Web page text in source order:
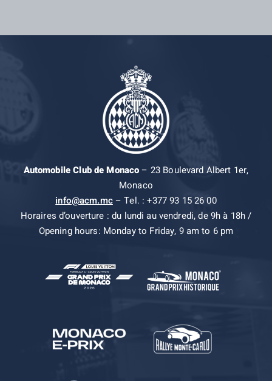
Automobile Club de Monaco– 23 Boulevard Albert 1er,
Monaco
info@acm.mc– Tel. : +377 93 15 26 00
Horaires d’ouverture : du lundi au vendredi, de 9h à 18h /
Opening hours: Monday to Friday, 9 am to 6 pm